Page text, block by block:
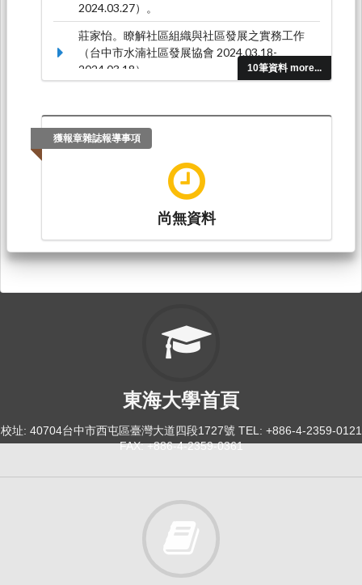
10筆資料 more...
2024.03.27）。
莊家怡。瞭解社區組織與社區發展之實務工作
（台中市水湳社區發展協會 2024.03.18-
2024.03.18）。
區產業等（南投縣埔里鎮桃米社區發展協會
2023.11.22-2023.11.22）。
獲報章雜誌報導事項
尚無資料
東海大學首頁
校址: 40704台中市西屯區臺灣大道四段1727號 TEL: +886-4-2359-0121
FAX: +886-4-2359-0361